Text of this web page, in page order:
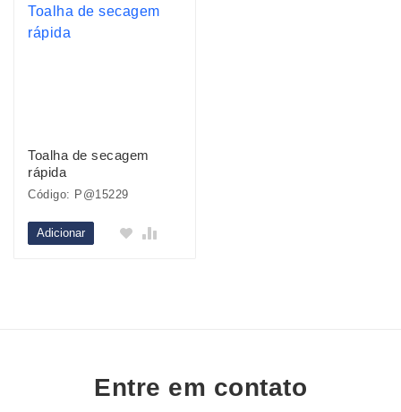
Toalha de secagem
rápida
Código: P@15229
Adicionar
Entre em contato